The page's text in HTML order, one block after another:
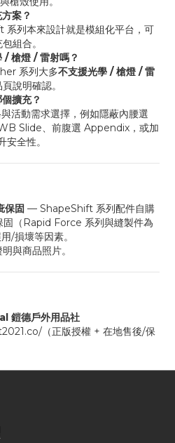
案？
列本來設計就是模組化平台，可
組合。
/ 槍燈 / 雷射嗎？
系列大多不支援光學 / 槍燈 / 雷
說明確認。
擴充？
活動需求選擇，例如隱蔽內腰選
Slide、前腹選 Appendix，或加
全性。
保固 — ShapeShift 系列配件自購
固（Rapid Force 系列與縫製件為
/損壞等因素。
與商品照片。
鎧德戶外用品社
（正版授權 + 在地售後/保